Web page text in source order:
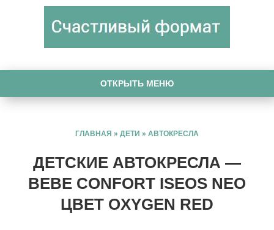
ОТКРЫТЬ МЕНЮ
ГЛАВНАЯ » ДЕТИ » АВТОКРЕСЛА
ДЕТСКИЕ АВТОКРЕСЛА —
BEBE CONFORT ISEOS NEO
ЦВЕТ OXYGEN RED